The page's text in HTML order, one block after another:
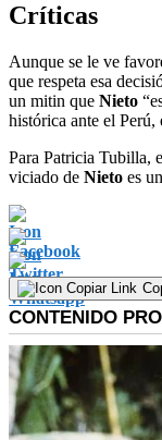
Críticas
Aunque se le ve
que respeta esa
un mitin que Nieto
histórica ante el
Para Patricia Tubilla,
viciado de Nieto es